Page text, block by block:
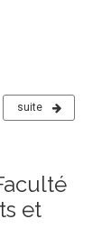
suite
et